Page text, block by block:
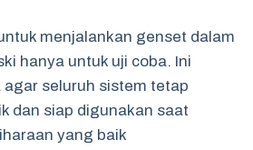
menjalankan genset dalam
hanya untuk uji coba. Ini
seluruh sistem tetap
dan siap digunakan saat
yang baik